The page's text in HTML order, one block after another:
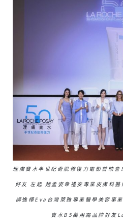
理膚寶水半世紀奇肌修復力電影首映
好友 左起 趙孟姿韋禮安專業皮膚科
師逸樺Eva台灣萊雅專業醫學美容事
寶水B5萬用霜品牌好友